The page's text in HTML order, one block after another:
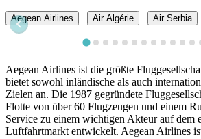
Aegean Airlines Air Algérie Air Serbia
Aegean Airlines ist die größte
bietet sowohl inländische als auch
Zielen an. Die 1987 gegründete
Flotte von über 60 Flugzeugen und einem
Service zu einem wichtigen Akteur auf dem
Luftfahrtmarkt entwickelt. Aegean Airlines